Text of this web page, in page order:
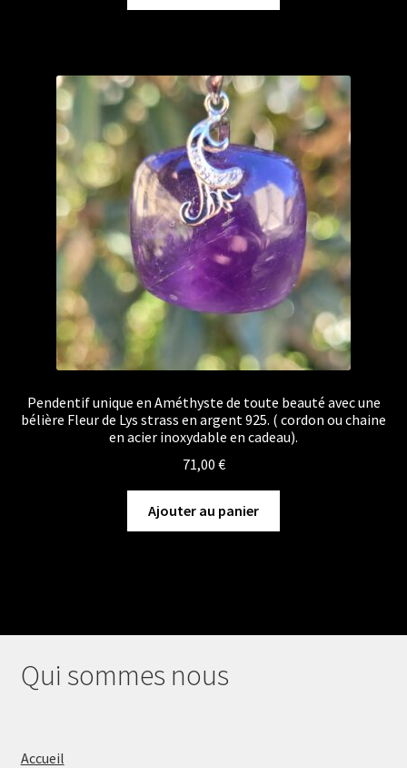
Pendentif unique en Améthyste de toute beauté avec une
bélière Fleur de Lys strass en argent 925. ( cordon ou chaine
en acier inoxydable en cadeau).
71,00 €
Ajouter au panier
Qui sommes nous
Accueil